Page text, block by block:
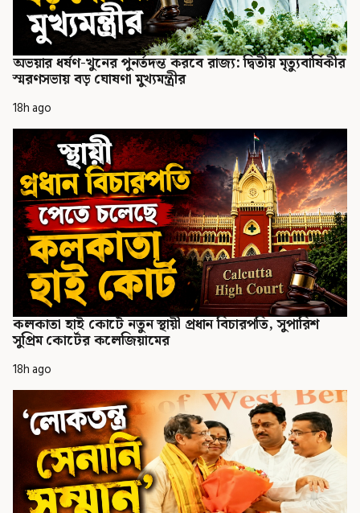
অভয়ার ধর্ষণ-খুনের পুনর্তদন্ত করবে রাজ্য: দ্বিতীয় মৃত্যুবার্ষিকীর
স্মরণসভায় বড় ঘোষণা মুখ্যমন্ত্রীর
18h ago
কলকাতা হাই কোর্টে নতুন স্থায়ী প্রধান বিচারপতি, সুপারিশ
সুপ্রিম কোর্টের কলেজিয়ামের
18h ago